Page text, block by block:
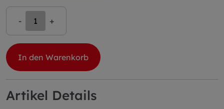
- +
In den Warenkorb
Artikel Details